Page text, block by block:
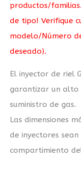
productos/
de tipo! Verifique
modelo/Número
deseado).
El inyector de riel
garantizar un alto
suministro de gas.
Las dimensiones
de inyectores
compartimiento